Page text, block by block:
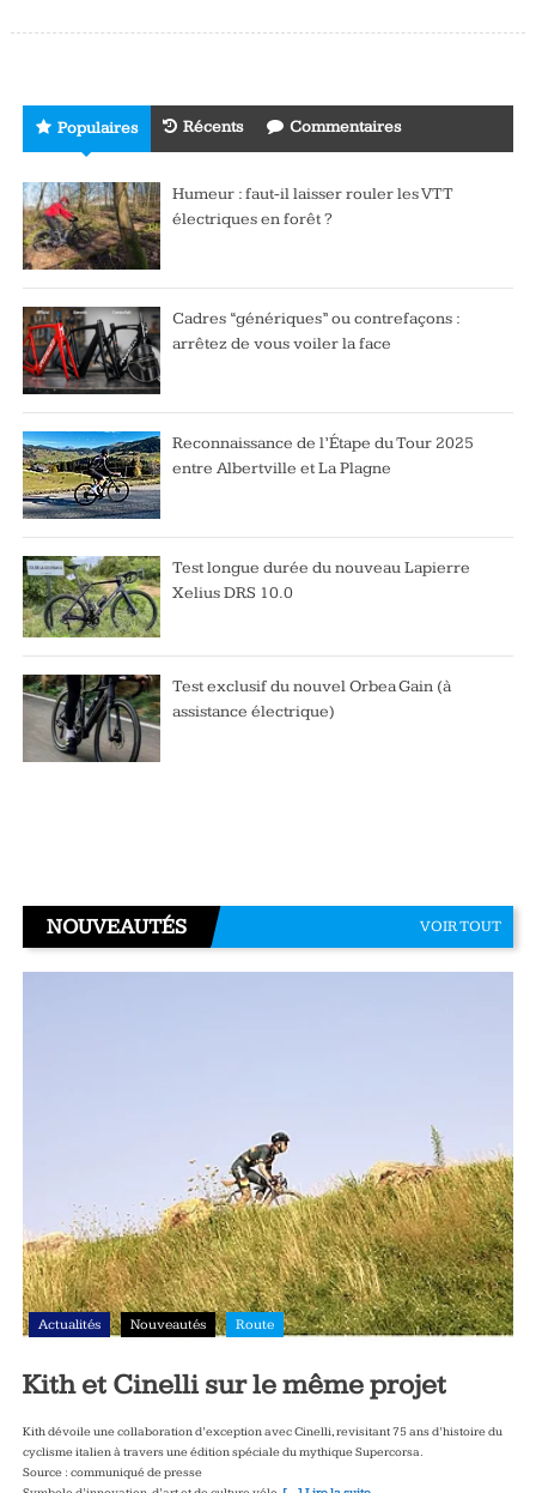
Populaires Récents Commentaires
Humeur : faut-il laisser rouler les VTT
électriques en forêt ?
Cadres “génériques” ou contrefaçons :
arrêtez de vous voiler la face
Reconnaissance de l’Étape du Tour 2025
entre Albertville et La Plagne
Test longue durée du nouveau Lapierre
Xelius DRS 10.0
Test exclusif du nouvel Orbea Gain (à
assistance électrique)
NOUVEAUTÉS VOIR TOUT
Actualités Nouveautés Route
Kith et Cinelli sur le même projet
Kith dévoile une collaboration d’exception avec Cinelli, revisitant 75 ans d’histoire du
cyclisme italien à travers une édition spéciale du mythique Supercorsa.
Source : communiqué de presse